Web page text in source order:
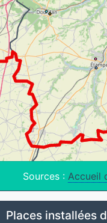
Sources : Accueil
Places installées